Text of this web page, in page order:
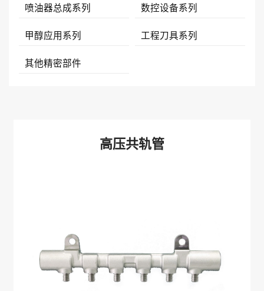
喷油器总成系列 数控设备系列
甲醇应用系列 工程刀具系列
其他精密部件
高压共轨管